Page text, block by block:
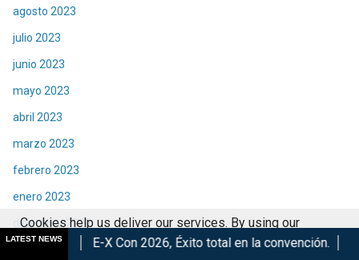
agosto 2023
julio 2023
junio 2023
mayo 2023
abril 2023
marzo 2023
febrero 2023
enero 2023
diciembre 2022
noviembre 2022
LATEST NEWS
X Con 2026, Éxito total en la convención. Los Mejores Años
Cookies help us deliver our services. By using our
services, you agree to our use of cookies.
Got it